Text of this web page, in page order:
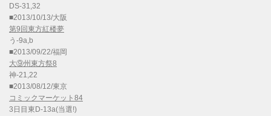
DS-31,32
■2013/10/13/大阪
第9回東方紅楼夢
う-9a,b
■2013/09/22/福岡
大⑨州東方祭8
神-21,22
■2013/08/12/東京
コミックマーケット84
3日目東D-13a(当選!)